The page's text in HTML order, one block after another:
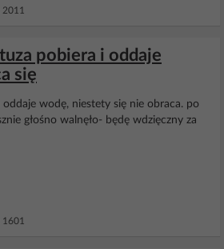
pobiera i oddaje
się
oddaje wodę, niestety się nie obraca. po
głośno walnęło- będę wdzięczny za